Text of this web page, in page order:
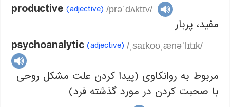
productive (adjective) /prəˈdʌktɪv/
مفید، پربار
psychoanalytic (adjective) /ˌsaɪkoʊˌænəˈlɪtɪk/
مربوط به روانکاوی (پیدا کردن علت مشکل روحی
با صحبت کردن در مورد گذشته فرد)